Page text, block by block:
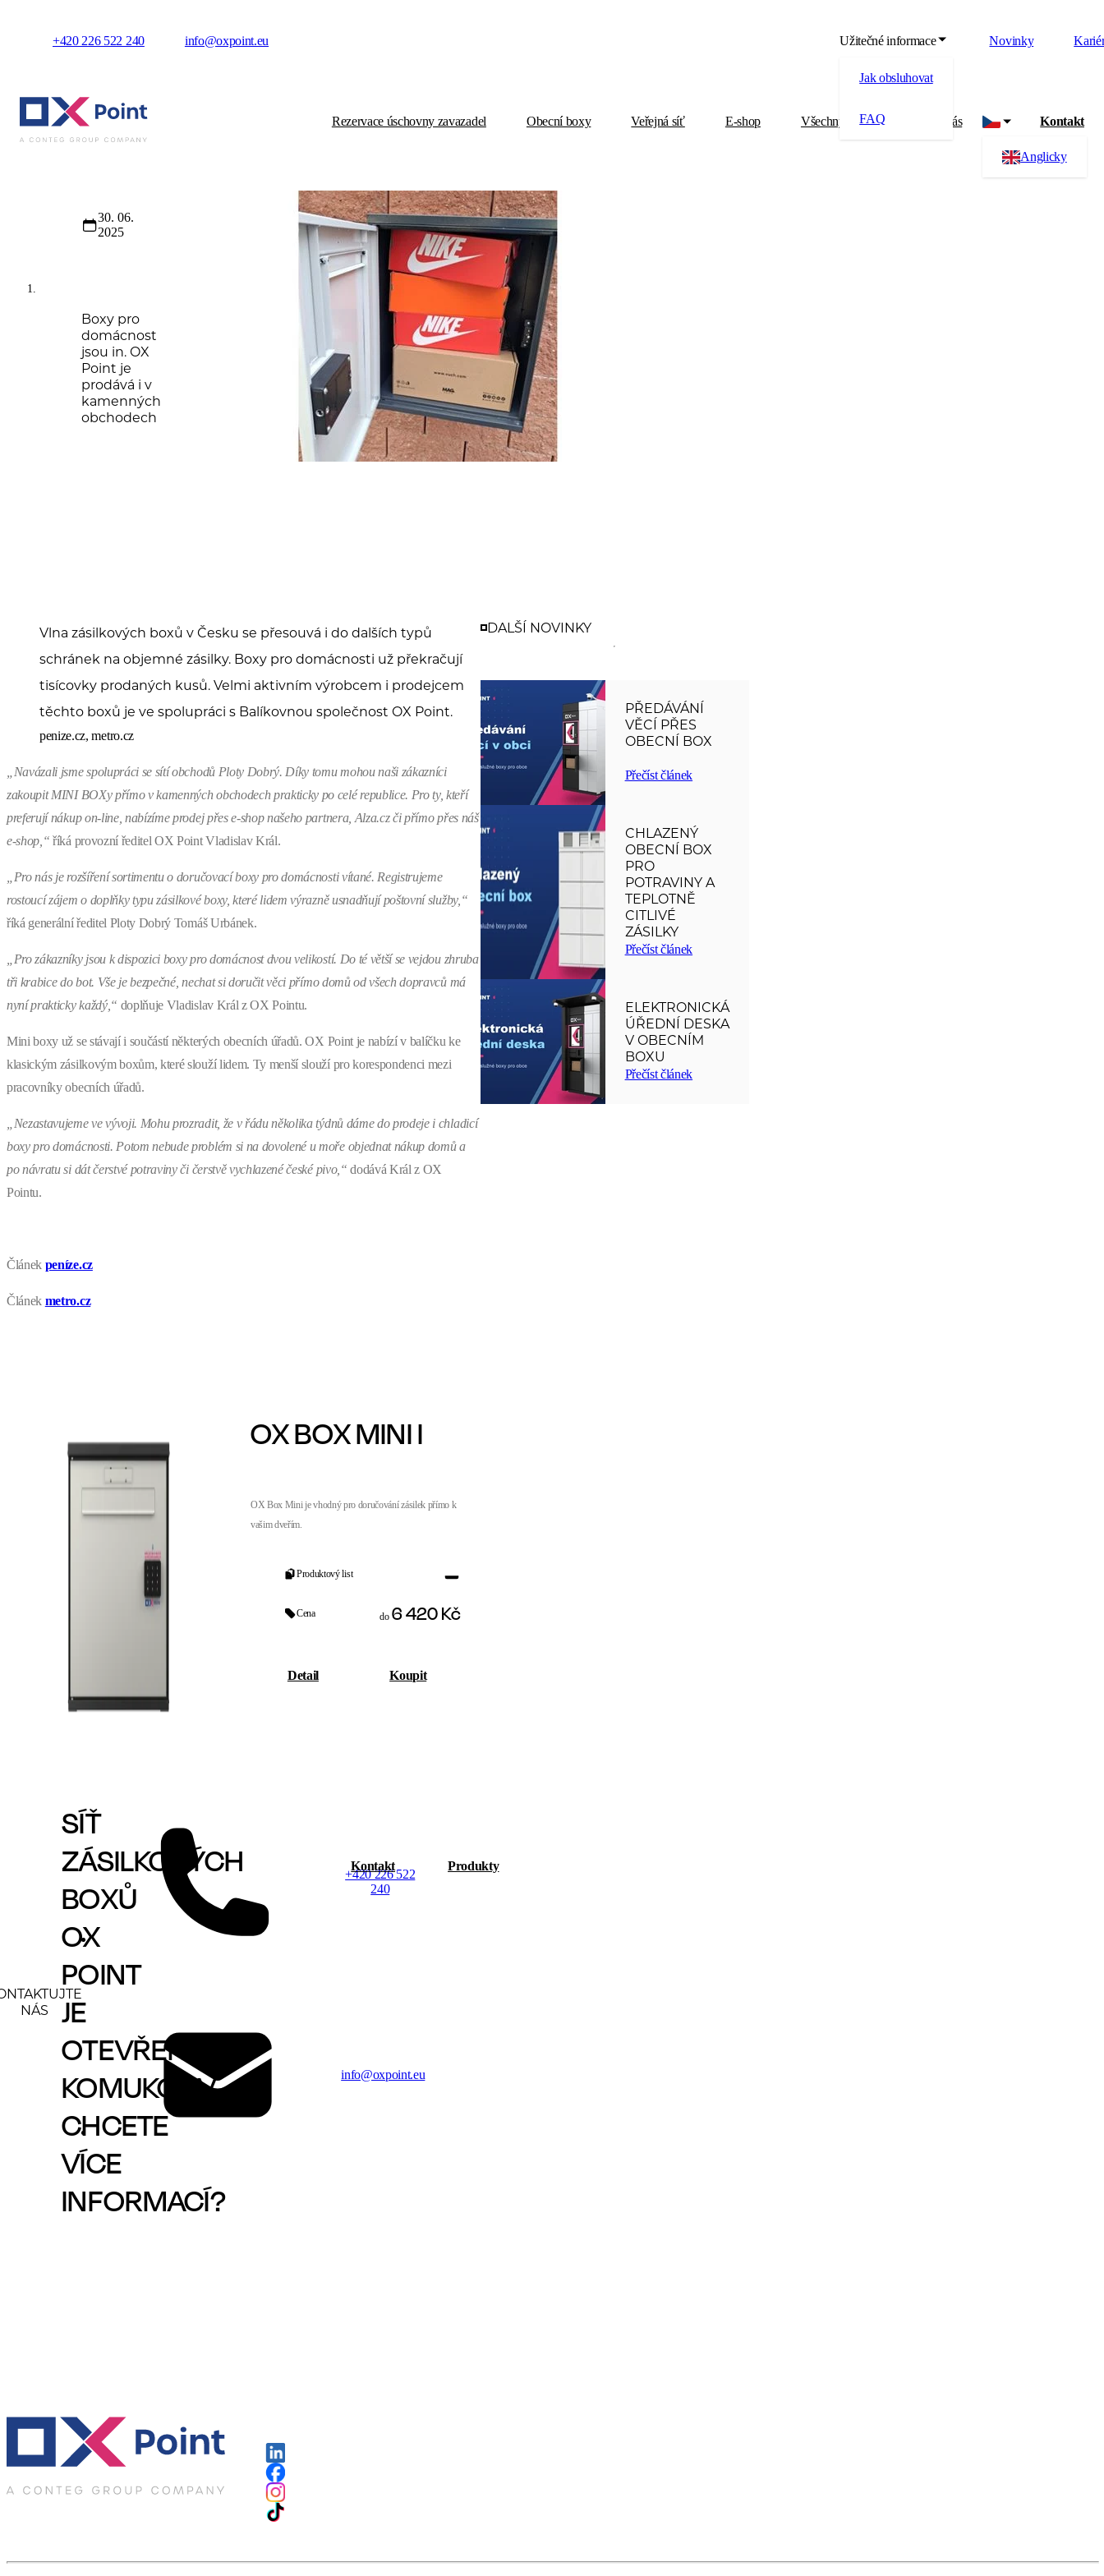
+420 226 522 240 info@oxpoint.eu Užitečné informace
Jak obsluhovat
FAQ
Novinky
Rezervace úschovny zavazadel Obecní boxy Veřejná síť E-shop Všechny produkty O nás
Anglicky
Kontakt
30. 06.
2025
Boxy pro
domácnost
jsou in. OX
Point je
prodává i v
kamenných
obchodech
Vlna zásilkových boxů v Česku se přesouvá i do dalších typů
schránek na objemné zásilky. Boxy pro domácnosti už překračují
tisícovky prodaných kusů. Velmi aktivním výrobcem i prodejcem
těchto boxů je ve spolupráci s Balíkovnou společnost OX Point.
penize.cz, metro.cz
„Navázali jsme spolupráci se sítí obchodů Ploty Dobrý. Díky tomu mohou naši zákazníci
zakoupit MINI BOXy přímo v kamenných obchodech prakticky po celé republice. Pro ty, kteří
preferují nákup on-line, nabízíme prodej přes e-shop našeho partnera, Alza.cz či přímo přes náš
e-shop,“ říká provozní ředitel OX Point Vladislav Král.
„Pro nás je rozšíření sortimentu o doručovací boxy pro domácnosti vítané. Registrujeme
rostoucí zájem o doplňky typu zásilkové boxy, které lidem výrazně usnadňují poštovní služby,“
říká generální ředitel Ploty Dobrý Tomáš Urbánek.
„Pro zákazníky jsou k dispozici boxy pro domácnost dvou velikostí. Do té větší se vejdou zhruba
tři krabice do bot. Vše je bezpečné, nechat si doručit věci přímo domů od všech dopravců má
nyní prakticky každý,“ doplňuje Vladislav Král z OX Pointu.
Mini boxy už se stávají i součástí některých obecních úřadů. OX Point je nabízí v balíčku ke
klasickým zásilkovým boxům, které slouží lidem. Ty menší slouží pro korespondenci mezi
pracovníky obecních úřadů.
„Nezastavujeme ve vývoji. Mohu prozradit, že v řádu několika týdnů dáme do prodeje i chladicí
boxy pro domácnosti. Potom nebude problém si na dovolené u moře objednat nákup domů a
po návratu si dát čerstvé potraviny či čerstvě vychlazené české pivo,“ dodává Král z OX
Pointu.
Článek peníze.cz
Článek metro.cz
OX BOX MINI I
OX Box Mini je vhodný pro doručování zásilek přímo k
vašim dveřím.
Produktový list
Cena do 6 420 Kč
Detail Koupit
NÁS
SÍŤ
ZÁSILKOVÝCH
BOXŮ
OX
POINT
JE
OTEVŘENÁ
KOMUKOLIV.
CHCETE
VÍCE
INFORMACÍ?
+420 226 522
240
info@oxpoint.eu
Kontakt Produkty
DALŠÍ NOVINKY
PŘEDÁVÁNÍ
VĚCÍ PŘES
OBECNÍ BOX
Přečíst článek
CHLAZENÝ
OBECNÍ BOX
PRO
POTRAVINY A
TEPLOTNĚ
CITLIVÉ
ZÁSILKY
Přečíst článek
ELEKTRONICKÁ
ÚŘEDNÍ DESKA
V OBECNÍM
BOXU
Přečíst článek